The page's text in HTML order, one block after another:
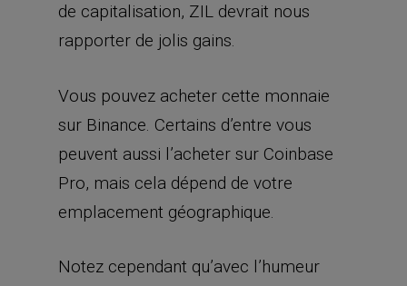
de capitalisation, ZIL devrait nous
rapporter de jolis gains.
Vous pouvez acheter cette monnaie
sur Binance. Certains d’entre vous
peuvent aussi l’acheter sur Coinbase
Pro, mais cela dépend de votre
emplacement géographique.
Notez cependant qu’avec l’humeur